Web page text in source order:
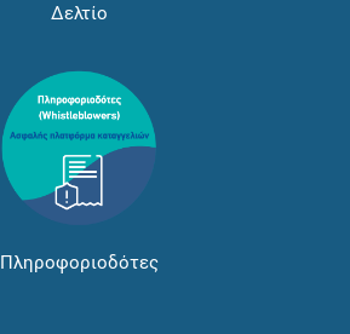
Δελτίο
Πληροφοριοδότες